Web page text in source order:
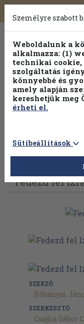
Toggle
Válogasson több
Vissza az előző
Fedezd fel
SZERZŐ
Kőbányai
SZERKESZTŐ
Csajka Gábor
Személyre szabott
Weboldalunk a
alkalmazza: (1)
technikai cookie,
szolgáltatás
könnyebbé és
amely alapján
kereshetjük meg
érheti el.
Sütibeállítások